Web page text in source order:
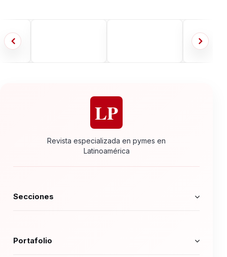
LP
Revista especializada en pymes en
Latinoamérica
Secciones
Portafolio